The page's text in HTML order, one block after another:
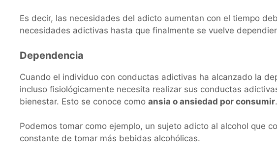
Es decir, las necesidades del adicto aumentan con el tiempo
necesidades adictivas hasta que finalmente se vuelve
Dependencia
Cuando el individuo con conductas adictivas ha alcanzado la
incluso fisiológicamente necesita realizar sus conductas
bienestar. Esto se conoce como ansia o ansiedad por consumir.
Podemos tomar como ejemplo, un sujeto adicto al alcohol que
constante de tomar más bebidas alcohólicas.